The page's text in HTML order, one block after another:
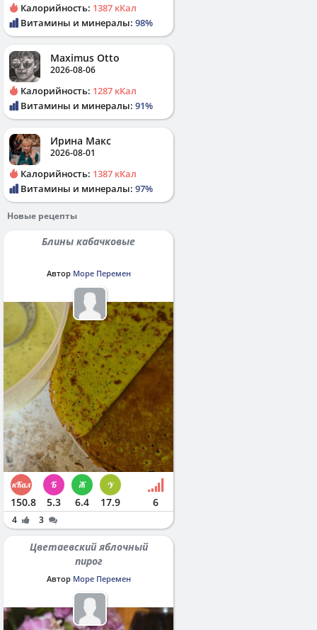
Калорийность: 1387 кКал
Витамины и минералы: 98%
Maximus Otto
2026-08-06
Калорийность: 1287 кКал
Витамины и минералы: 91%
Ирина Макс
2026-08-01
Калорийность: 1387 кКал
Витамины и минералы: 97%
Новые рецепты
Блины кабачковые
Автор Море Перемен
150.8 5.3 6.4 17.9 6
4 3
Цветаевский яблочный
пирог
Автор Море Перемен